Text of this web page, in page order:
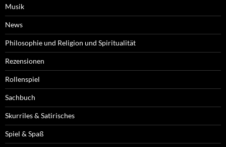
Musik
News
Philosophie und Religion und Spiritualität
Rezensionen
Rollenspiel
Sachbuch
Skurriles & Satirisches
Spiel & Spaß